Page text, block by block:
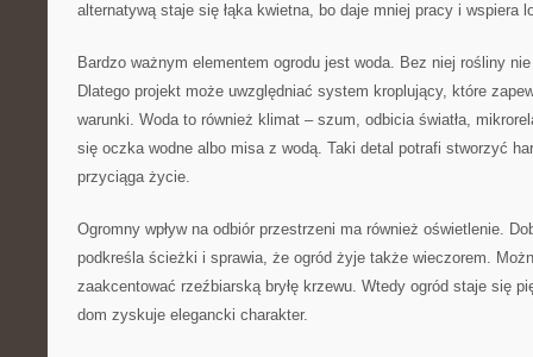
alternatywą staje się łąka kwietna, bo daje mniej pracy i wspiera
Bardzo ważnym elementem ogrodu jest woda. Bez niej rośliny
Dlatego projekt może uwzględniać system kroplujący, które
warunki. Woda to również klimat – szum, odbicia światła,
się oczka wodne albo misa z wodą. Taki detal potrafi stworzyć
przyciąga życie.
Ogromny wpływ na odbiór przestrzeni ma również oświetlenie.
podkreśla ścieżki i sprawia, że ogród żyje także wieczorem.
zaakcentować rzeźbiarską bryłę krzewu. Wtedy ogród staje się
dom zyskuje elegancki charakter.